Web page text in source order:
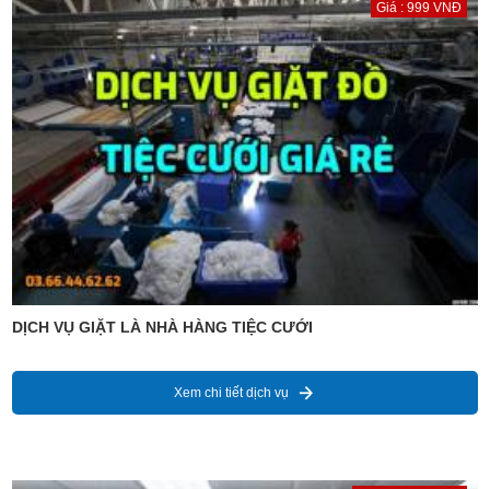
Giá : 999 VNĐ
DỊCH VỤ GIẶT LÀ NHÀ HÀNG TIỆC CƯỚI
Xem chi tiết dịch vụ